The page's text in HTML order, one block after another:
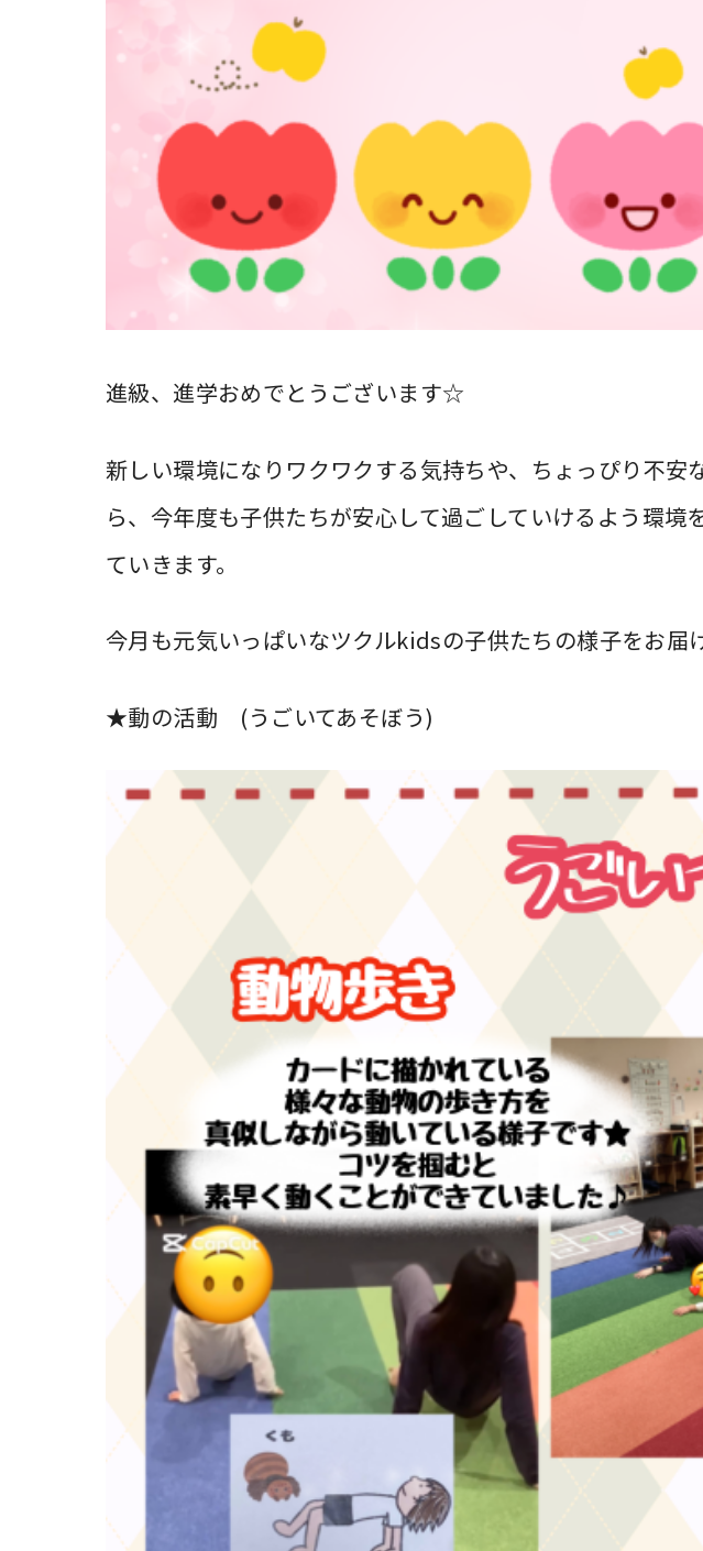
進級、進学おめでとうございます☆
新しい環境になりワクワクする気持ちや、ちょっぴり不
ら、今年度も子供たちが安心して過ごしていけるよう環
ていきます。
今月も元気いっぱいなツクルkidsの子供たちの様子をお届
★動の活動 (うごいてあそぼう)